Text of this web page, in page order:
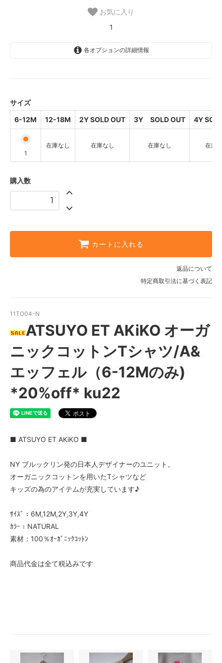
お気に入り
1
各オプションの詳細情報
SOLD OUT
SOLD OUT
サイズ
6-12M
12-18M 2Y SOLD OUT 3Y SOLD OUT 4Y
1
在庫なし 在庫なし 在庫なし 在庫
購入数
カートに入れる
返品について
特定商取引法に基づく表記
11TO04-N
ATSUYO ET AKiKO オーガ
ニックコットンTシャツ/A&
エッフェル（6-12Mのみ)
*20%off* ku22
■ ATSUYO ET AKiKO ■
NY ブルックリン発の日本人デザイナーのユニット。
オーガニックコットンを用いたTシャツなど
キッズの為のアイテムが充実しています♪
ｻｲｽﾞ：6M,12M,2Y,3Y,4Y
ｶﾗｰ：NATURAL
素材：100％ｵｰｶﾞﾆｯｸｺｯﾄﾝ
商品代金は全て税込みです